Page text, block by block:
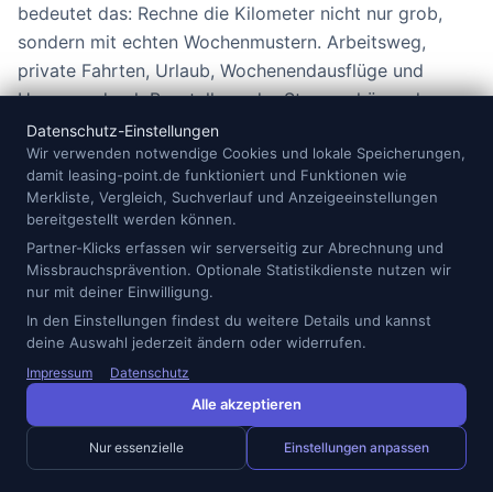
bedeutet das: Rechne die Kilometer nicht nur grob,
sondern mit echten Wochenmustern. Arbeitsweg,
private Fahrten, Urlaub, Wochenendausflüge und
Umwege durch Baustellen oder Staus gehören dazu.
Ein zu niedriges Kilometerpaket wirkt auf den ersten
Blick günstig, kann am Ende aber teurer werden. Ein
zu hohes Paket senkt dagegen nicht automatisch
deine Gesamtkosten. Sinnvoll ist ein Puffer, aber kein
übertriebener. Viele Anbieter bieten Hagen Leasing
bereits ab 12 Monate an. Kürzere Laufzeiten geben dir
mehr Flexibilität, längere Laufzeiten können die Rate
senken. Welche Variante besser ist, hängt davon ab,
wie sicher dein Fahrprofil in den nächsten Monaten
Arbeitsweg prüfen:Multipliziere die einfache
Datenschutz-Einstellungen
Wir verwenden notwendige Cookies und lokale Speicherungen,
damit leasing-point.de funktioniert und Funktionen wie
Merkliste, Vergleich, Suchverlauf und Anzeigeeinstellungen
bereitgestellt werden können.
Partner-Klicks erfassen wir serverseitig zur Abrechnung und
Missbrauchsprävention. Optionale Statistikdienste nutzen wir
nur mit deiner Einwilligung.
In den Einstellungen findest du weitere Details und kannst
deine Auswahl jederzeit ändern oder widerrufen.
Impressum Datenschutz
Alle akzeptieren
Nur essenzielle Einstellungen anpassen